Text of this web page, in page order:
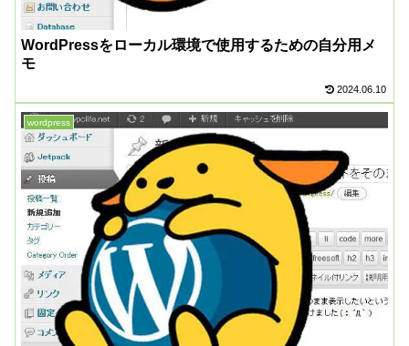
WordPressをローカル環境で使用するための自分用メ
モ
2024.06.10
wordpress